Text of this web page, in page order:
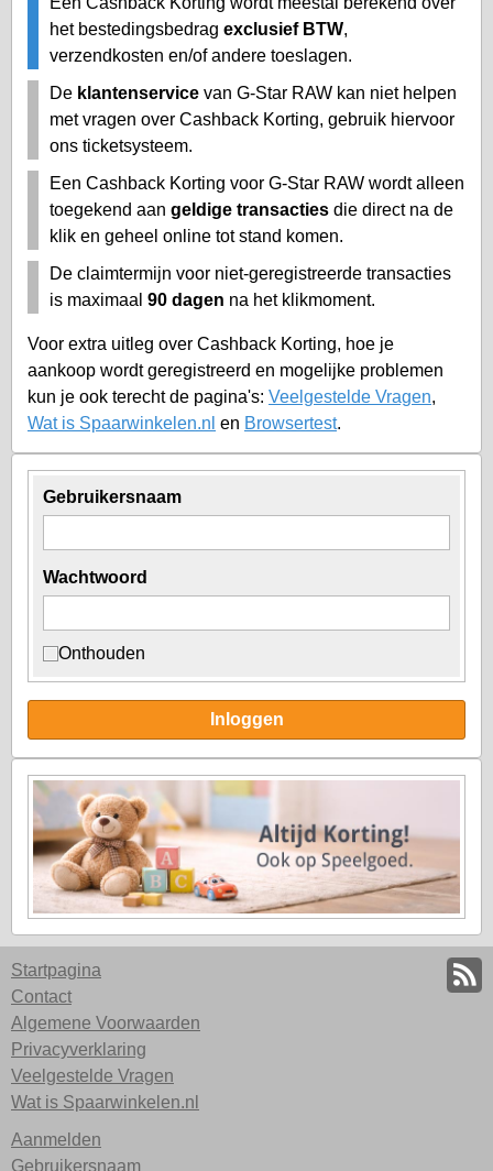
Gebruikersnaam
Wachtwoord
Onthouden
Inloggen
het bestedingsbedrag exclusief BTW,
verzendkosten en/of andere toeslagen.
De klantenservice van G-Star RAW kan niet helpen
met vragen over Cashback Korting, gebruik hiervoor
ons ticketsysteem.
Een Cashback Korting voor G-Star RAW wordt alleen
toegekend aan geldige transacties die direct na de
klik en geheel online tot stand komen.
De claimtermijn voor niet-geregistreerde transacties
is maximaal 90 dagen na het klikmoment.
Voor extra uitleg over Cashback Korting, hoe je
aankoop wordt geregistreerd en mogelijke problemen
kun je ook terecht de pagina's: Veelgestelde Vragen,
Wat is Spaarwinkelen.nl en Browsertest.
Startpagina
Contact
Algemene Voorwaarden
Privacyverklaring
Veelgestelde Vragen
Wat is Spaarwinkelen.nl
Aanmelden
Gebruikersnaam